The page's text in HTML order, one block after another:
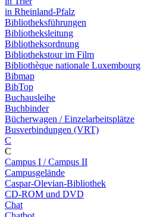
in Rheinland-Pfalz
Bibliotheksführungen
Bibliotheksleitung
Bibliotheksordnung
Bibliothekstour im Film
Bibliothèque nationale Luxembourg
Bibmap
BibTop
Buchausleihe
Buchbinder
Bücherwagen / Einzelarbeitsplätze
Busverbindungen (VRT)
C
C
Campus I / Campus II
Campusgelände
Caspar-Olevian-Bibliothek
CD-ROM und DVD
Chat